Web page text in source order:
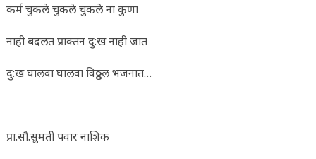
कर्म चुकले चुकले चुकले ना कुणा
नाही बदलत प्राक्तन दु:ख नाही जात
दु:ख घालवा घालवा विठ्ठल भजनात…
प्रा.सौ.सुमती पवार नाशिक